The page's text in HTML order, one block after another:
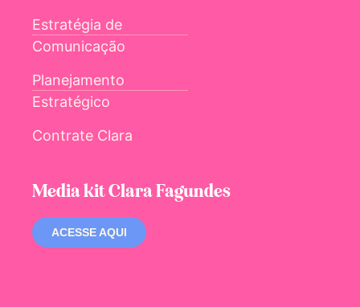
Estratégia de
Comunicação
Planejamento
Estratégico
Contrate Clara
Media kit Clara Fagundes
ACESSE AQUI